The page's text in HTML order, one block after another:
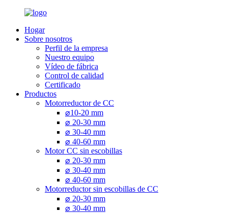
Hogar
Sobre nosotros
Perfil de la empresa
Nuestro equipo
Vídeo de fábrica
Control de calidad
Certificado
Productos
Motorreductor de CC
⌀10-20 mm
⌀ 20-30 mm
⌀ 30-40 mm
⌀ 40-60 mm
Motor CC sin escobillas
⌀ 20-30 mm
⌀ 30-40 mm
⌀ 40-60 mm
Motorreductor sin escobillas de CC
⌀ 20-30 mm
⌀ 30-40 mm